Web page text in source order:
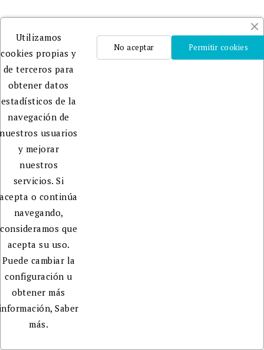
Utilizamos
cookies propias y
de terceros para
obtener datos
estadísticos de la
navegación de
nuestros usuarios
y mejorar
nuestros
servicios. Si
acepta o continúa
navegando,
consideramos que
acepta su uso.
Puede cambiar la
configuración u
obtener más
Saber
más.
Permitir cookies
No aceptar